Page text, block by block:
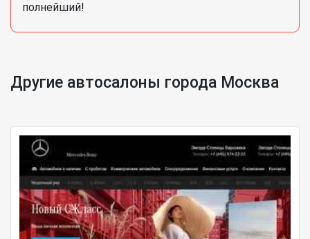
полнейший!
Другие автосалоны города Москва